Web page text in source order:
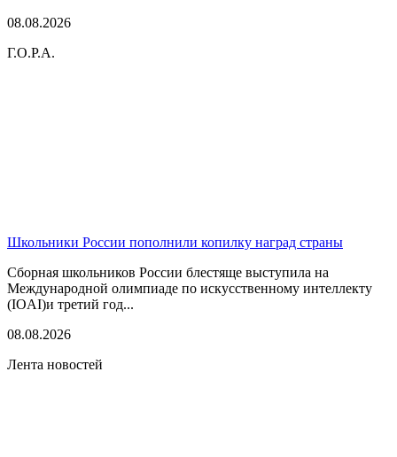
08.08.2026
Г.О.Р.А.
Школьники России пополнили копилку наград страны
Сборная школьников России блестяще выступила на
Международной олимпиаде по искусственному интеллекту
(IOAI)и третий год...
08.08.2026
Лента новостей